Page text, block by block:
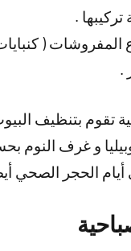
.
المفروشات (
.
تقوم بتنظيف
أيام الحجر الصحي